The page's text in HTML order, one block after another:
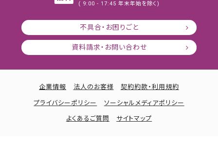
( 9:00 - 17:45 年末年始を除く)
不具合・お困りごと
資料請求・お問い合わせ
企業情報 法人のお客様 契約約款・利用規約
プライバシーポリシー ソーシャルメディアポリシー
よくあるご質問 サイトマップ